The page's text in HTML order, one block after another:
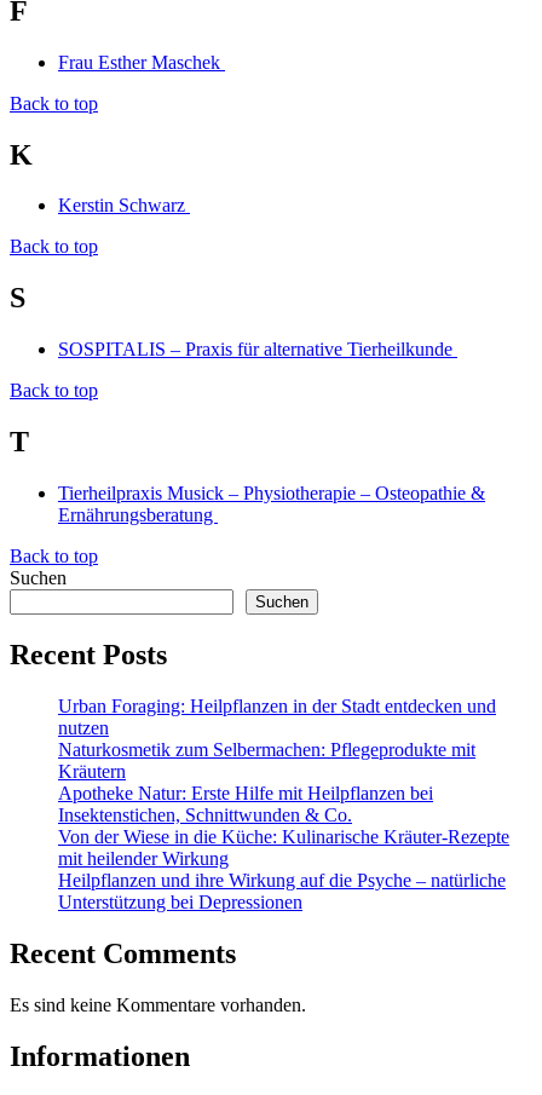
F
Frau Esther Maschek
Back to top
K
Kerstin Schwarz
Back to top
S
SOSPITALIS – Praxis für alternative Tierheilkunde
Back to top
T
Tierheilpraxis Musick – Physiotherapie – Osteopathie &
Ernährungsberatung
Back to top
Suchen
Suchen
Recent Posts
Urban Foraging: Heilpflanzen in der Stadt entdecken und
nutzen
Naturkosmetik zum Selbermachen: Pflegeprodukte mit
Kräutern
Apotheke Natur: Erste Hilfe mit Heilpflanzen bei
Insektenstichen, Schnittwunden & Co.
Von der Wiese in die Küche: Kulinarische Kräuter-Rezepte
mit heilender Wirkung
Heilpflanzen und ihre Wirkung auf die Psyche – natürliche
Unterstützung bei Depressionen
Recent Comments
Es sind keine Kommentare vorhanden.
Informationen